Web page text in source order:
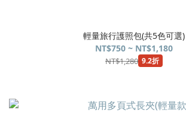
輕量旅行護照包(共5色可選)
NT$750 ~ NT$1,180
NT$1,280 9.2折